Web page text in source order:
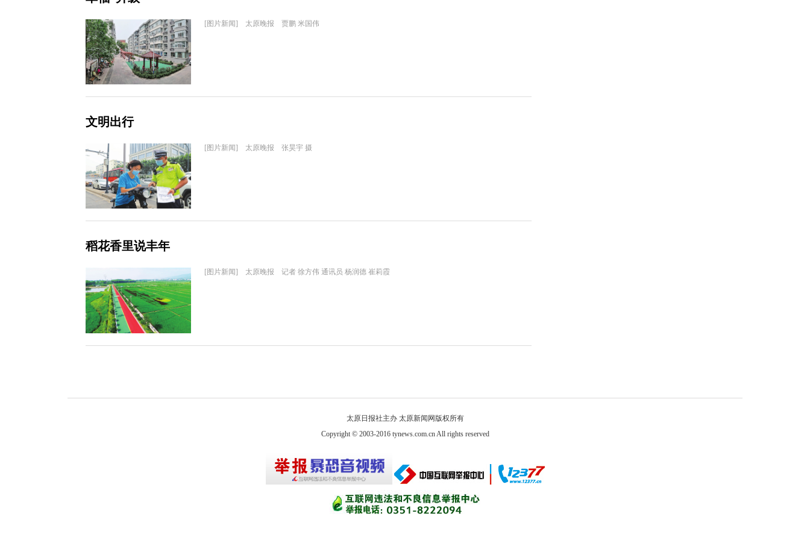
[图片新闻] 太原晚报 贾鹏 米国伟
文明出行
[图片新闻] 太原晚报 张昊宇 摄
稻花香里说丰年
[图片新闻] 太原晚报 记者 徐方伟 通讯员 杨润德 崔莉霞
太原日报社主办 太原新闻网版权所有
Copyright © 2003-2016 tynews.com.cn All rights reserved